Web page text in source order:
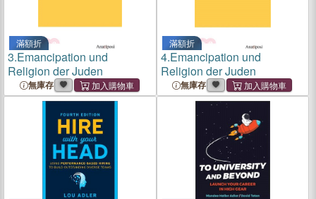
滿額折
3.Emancipation und
Religion der Juden
無庫存
滿額折
4.Emancipation und
Religion der Juden
無庫存